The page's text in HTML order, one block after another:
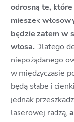
odrosną te, które
mieszek
będzie zatem w
włosa. Dlatego
niepożądanego
w międzyczasie
będą słabe i
jednak
laserowej radzą,